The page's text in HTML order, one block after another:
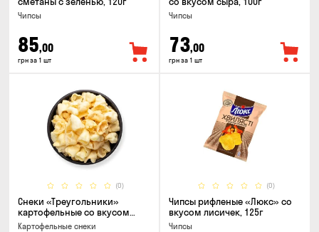
Чипсы
85,00
грн за 1 шт
Чипсы
73,00
грн за 1 шт
(0)
Снеки «Треугольники»
картофельные со вкусом
сметаны с луком
Картофельные снеки
(0)
Чипсы рифленые «Люкс» со
вкусом лисичек, 125г
Чипсы